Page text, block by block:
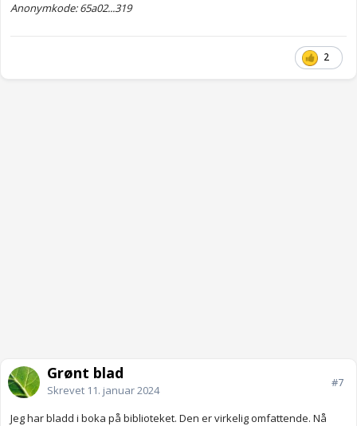
Anonymkode: 65a02...319
2
Grønt blad
Skrevet 11. januar 2024
#7
Jeg har bladd i boka på biblioteket. Den er virkelig omfattende. Nå